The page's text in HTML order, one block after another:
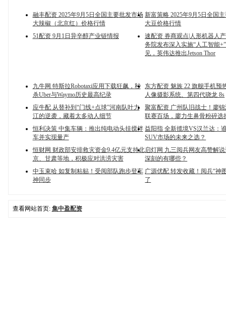
融丰配资 2025年9月5日全国主要批发市场
大辣椒（北京红）价格行情
新富策略 2025年9月5日全国
大豆价格行情
51配资 9月1日异辛醇产业链情报
速配资 券商观点|人形机器人
务院发布深入实施“人工智能
见，英伟达推出Jetson Thor
九牛网 特斯拉Robotaxi应用下载狂飙，秒
杀Uber与Waymo历史最高纪录
东方配资 魅族 22 旗舰手机预
人像摄影系统、第四代骁龙 8s
应牛配 从替补到“门线+点球”河南队叶力
江的逆袭，藏着太多动人细节
聚富配资 广州队旧战士！廖
联赛百场，廖力生鼻骨粉碎选
恒利决策 中集车辆：推出纯电动头挂搅拌
车并实现量产
益阳指 全新揽境VS汉兰达：
SUV市场的未来之选？
恒财网 财政部安排救灾资金9.4亿元支持北
京、甘肃等地，积极应对洪涝灾害
启灯网 九三阅兵网友高赞解
深刻的有哪些？
中玉束哈 如复制粘贴！受阅部队跑步登车
神同步
广源优配 转发收藏！阅兵“神
了
查看网站首页: 集中盈配资